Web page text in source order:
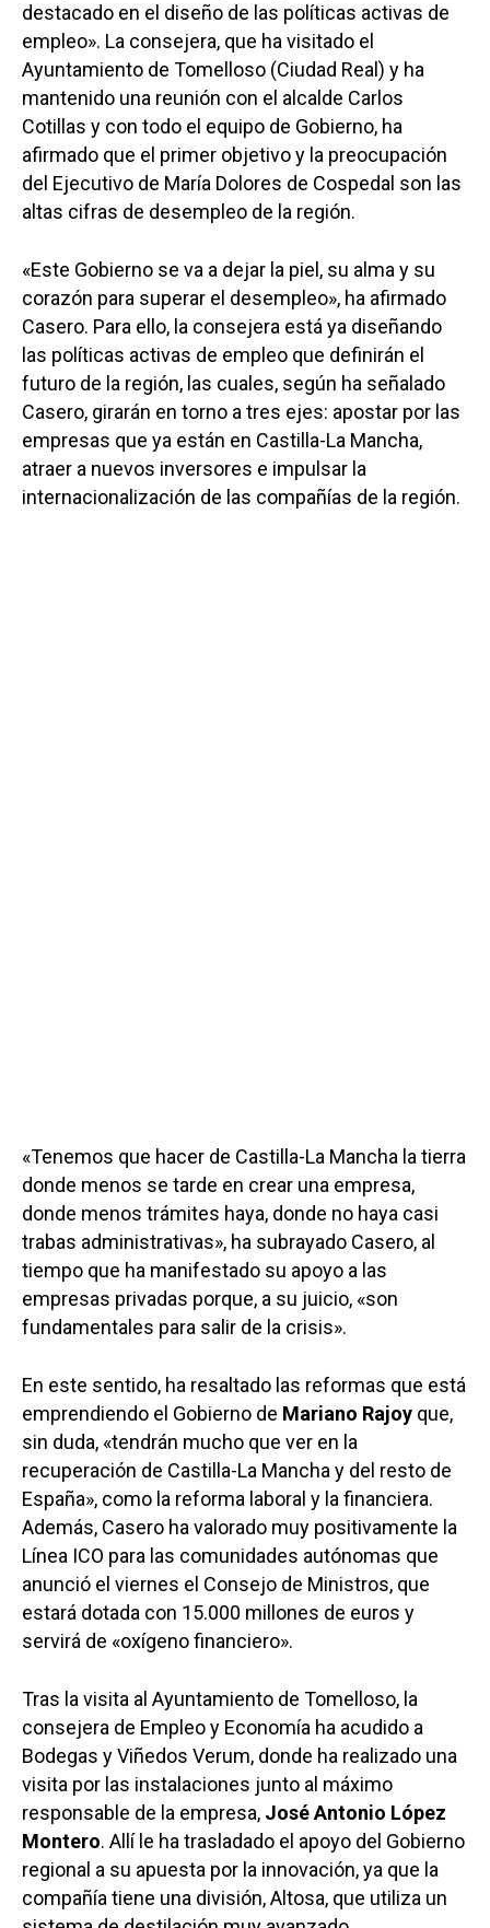
destacado en el diseño de las políticas activas de
empleo». La consejera, que ha visitado el
Ayuntamiento de Tomelloso (Ciudad Real) y ha
mantenido una reunión con el alcalde Carlos
Cotillas y con todo el equipo de Gobierno, ha
afirmado que el primer objetivo y la preocupación
del Ejecutivo de María Dolores de Cospedal son las
altas cifras de desempleo de la región.
«Este Gobierno se va a dejar la piel, su alma y su
corazón para superar el desempleo», ha afirmado
Casero. Para ello, la consejera está ya diseñando
las políticas activas de empleo que definirán el
futuro de la región, las cuales, según ha señalado
Casero, girarán en torno a tres ejes: apostar por las
empresas que ya están en Castilla-La Mancha,
atraer a nuevos inversores e impulsar la
internacionalización de las compañías de la región.
«Tenemos que hacer de Castilla-La Mancha la tierra
donde menos se tarde en crear una empresa,
donde menos trámites haya, donde no haya casi
trabas administrativas», ha subrayado Casero, al
tiempo que ha manifestado su apoyo a las
empresas privadas porque, a su juicio, «son
fundamentales para salir de la crisis».
En este sentido, ha resaltado las reformas que está
emprendiendo el Gobierno de Mariano Rajoy que,
sin duda, «tendrán mucho que ver en la
recuperación de Castilla-La Mancha y del resto de
España», como la reforma laboral y la financiera.
Además, Casero ha valorado muy positivamente la
Línea ICO para las comunidades autónomas que
anunció el viernes el Consejo de Ministros, que
estará dotada con 15.000 millones de euros y
servirá de «oxígeno financiero».
Tras la visita al Ayuntamiento de Tomelloso, la
consejera de Empleo y Economía ha acudido a
Bodegas y Viñedos Verum, donde ha realizado una
visita por las instalaciones junto al máximo
responsable de la empresa, José Antonio López
Montero. Allí le ha trasladado el apoyo del Gobierno
regional a su apuesta por la innovación, ya que la
compañía tiene una división, Altosa, que utiliza un